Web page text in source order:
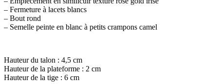
– Fermeture à lacets blancs
– Bout rond
– Semelle peinte en blanc à petits crampons camel
Hauteur du talon : 4,5 cm
Hauteur de la plateforme : 2 cm
Hauteur de la tige : 6 cm